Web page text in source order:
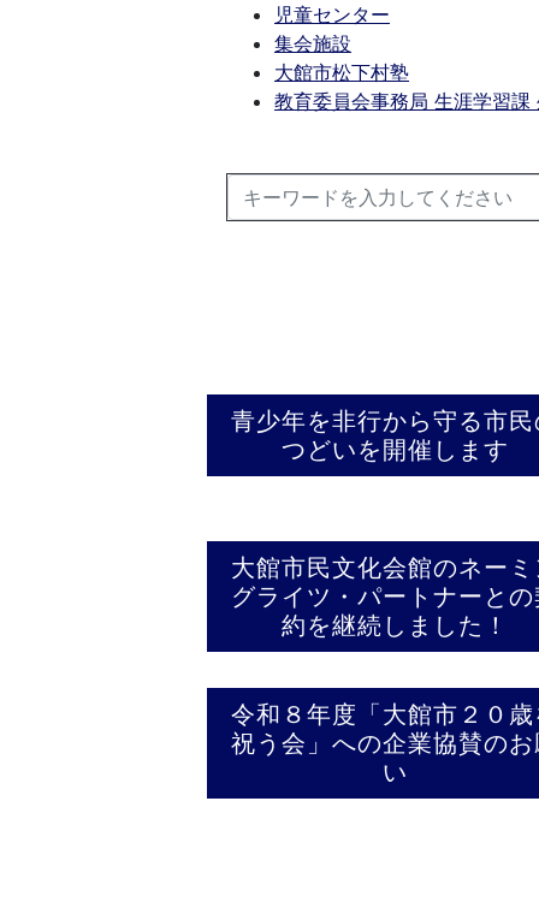
児童センター
集会施設
大館市松下村塾
教育委員会事務局 生涯学習課
青少年を非行から守る市民
つどいを開催します
大館市民文化会館のネーミ
グライツ・パートナーとの
約を継続しました！
令和８年度「大館市２０歳
祝う会」への企業協賛のお
い